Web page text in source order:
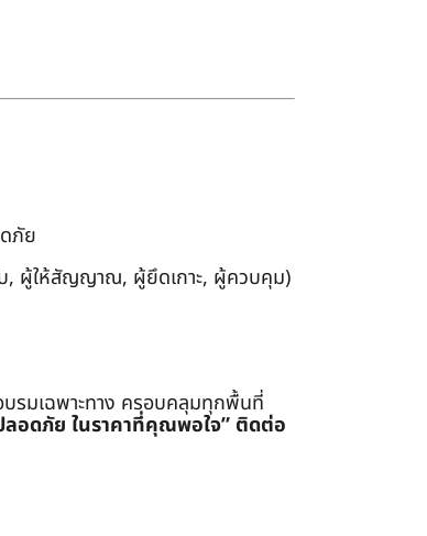
ภัย
, ผู้ให้สัญญาณ, ผู้ยึดเกาะ, ผู้ควบคุม)
รมเฉพาะทาง ครอบคลุมทุกพื้นที่
ลอดภัย ในราคาที่คุณพอใจ” ติดต่อ